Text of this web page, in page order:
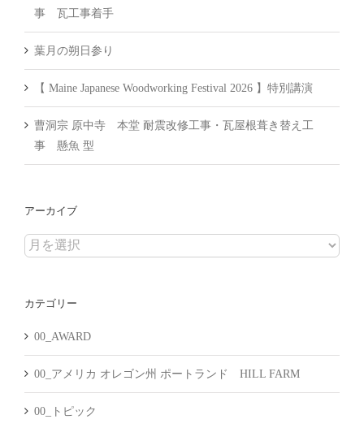
事 瓦工事着手
葉月の朔日参り
【 Maine Japanese Woodworking Festival 2026 】特別講演
曹洞宗 原中寺 本堂 耐震改修工事・瓦屋根葺き替え工
事 懸魚 型
アーカイブ
ア
イ
カテゴリー
00_AWARD
00_アメリカ オレゴン州 ポートランド HILL FARM
00_トピック